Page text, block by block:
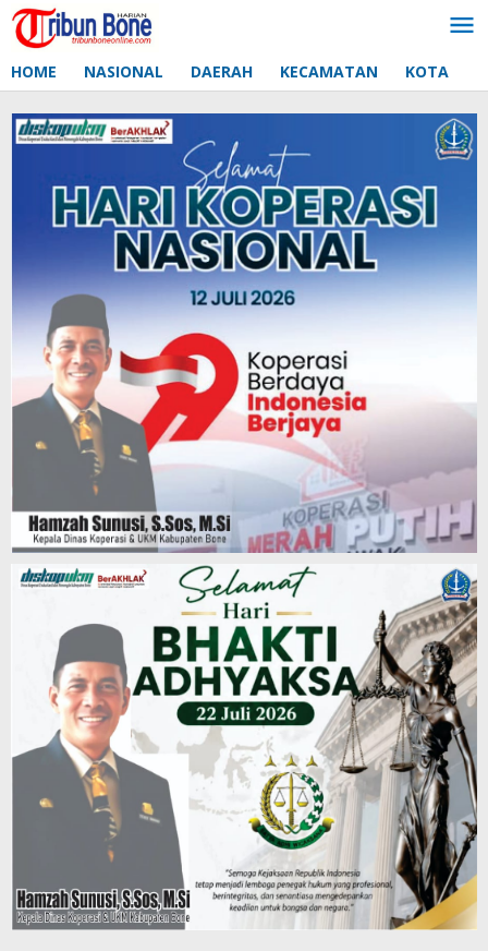
Lewati
ke
HOME NASIONAL DAERAH KECAMATAN KOTA